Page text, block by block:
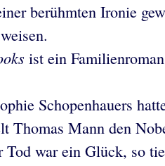
berühmten Ironie
ist ein
Schopenhauers
Thomas Mann den
war ein Glück, so